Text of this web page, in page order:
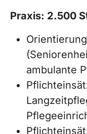
Praxis: 2.500
ambulante